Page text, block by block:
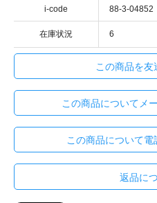
i-code 88-3-04852
在庫状況 6
この商品を友
この商品についてメ
この商品について電
返品に